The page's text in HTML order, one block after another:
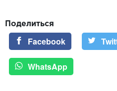
Поделиться
Facebook
WhatsApp